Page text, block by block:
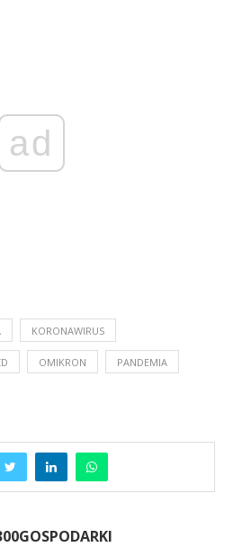
ad
KORONAWIRUS
OMIKRON PANDEMIA